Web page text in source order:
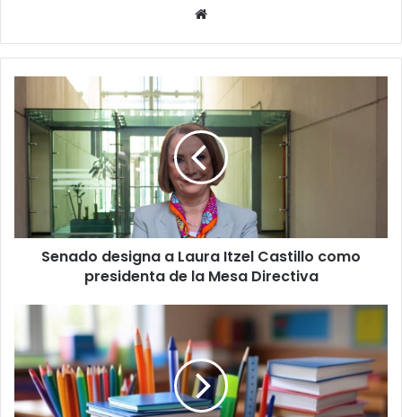
Laura
Castillo
presidenta
de
Senado designa a Laura Itzel Castillo como
presidenta de la Mesa Directiva
aumento
en
el
costo